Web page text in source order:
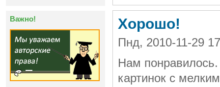
Важно! Хорошо!
Пнд, 2010-11-29
Нам
картинок с